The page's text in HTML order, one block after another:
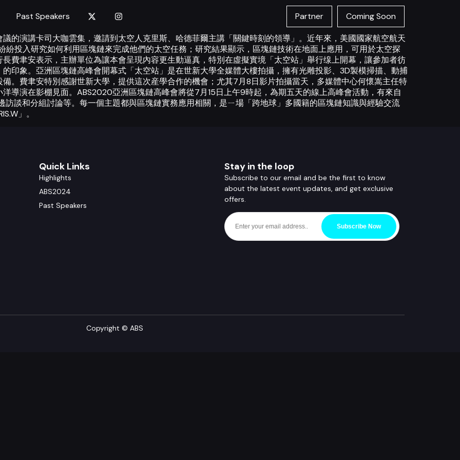
Past Speakers Partner Coming Soon
議的演講卡司大咖雲集，邀請到太空人克里斯、哈德菲爾主講「關鍵時刻的領導」。近年來，美國國家航空航天
紛投入研究如何利用區塊鏈來完成他們的太空任務；研究結果顯示，區塊鏈技術在地面上應用，可用於太空探
費聿安表示，主辦單位為讓本會呈現內容更生動逼真，特別在虛擬實境「太空站」舉行缐上開幕，讓參加者彷
印象。亞洲區塊鏈高峰會開幕式「太空站」是在世新大學全媒體大樓拍攝，擁有光雕投影、3D製模掃描、動捕
。費聿安特別感謝世新大學，提供這次産學合作的機會；尤其7月8日影片拍攝當天，多媒體中心何懷嵩主任特
導演在影棚見面。ABS2020亞洲區塊鏈高峰會將從7月15日上午9時起，為期五天的線上高峰會活動，有來自
談和分組討論等。每一個主題都與區塊鏈實務應用相關，是ㄧ場「跨地球」多國籍的區塊鏈知識與經驗交流
」。
Quick Links
Highlights
ABS2024
Past Speakers
Stay in the loop
Subscribe to our email and be the first to know
about the latest event updates, and get exclusive
offers.
Subscribe Now
Copyright © ABS